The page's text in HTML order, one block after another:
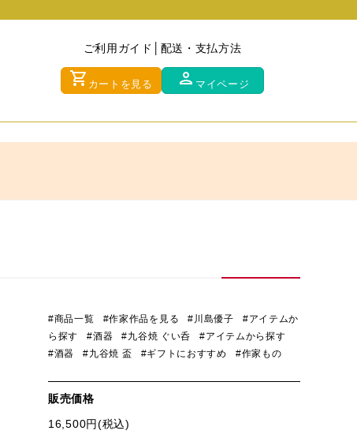
ご利用ガイド 配送・支払方法
shopping_cart カートを見る person マイページ
#商品一覧 #作家作品を見る #川島優子
#アイテムか
ら探す
#酒器 #九谷焼 ぐい呑
#アイテムから探す
#酒器
#九谷焼 盃 #ギフトにおすすめ #作家もの
販売価格
16,500円(税込)